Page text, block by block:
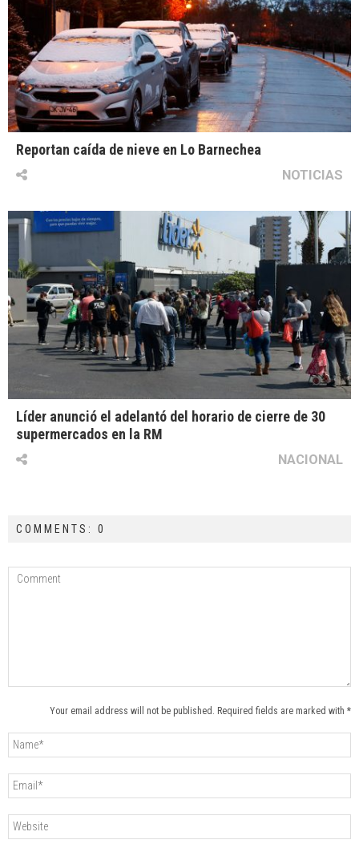
Reportan caída de nieve en Lo Barnechea
NOTICIAS
Líder anunció el adelantó del horario de cierre de 30
supermercados en la RM
NACIONAL
COMMENTS: 0
Your email address will not be published. Required fields are marked with *